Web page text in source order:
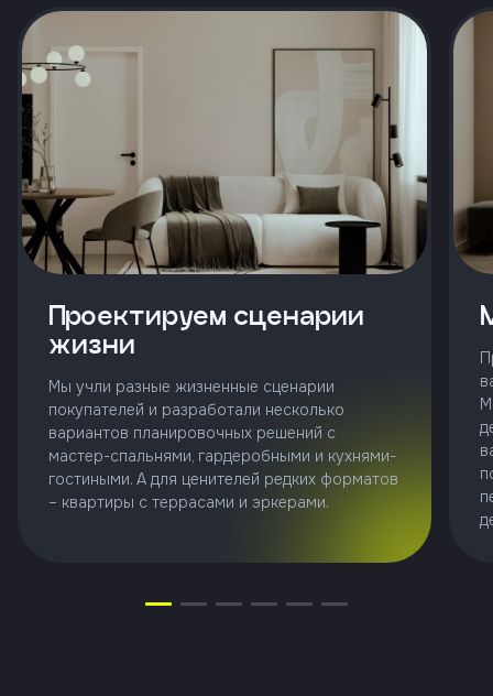
Проектируем сценарии
жизни
Мы учли разные жизненные сценарии
покупателей и разработали несколько
вариантов планировочных решений с
мастер-спальнями, гардеробными и кухнями-
гостиными. А для ценителей редких форматов
– квартиры с террасами и эркерами.
с
политики
конфиденциальности
71-10
Заказать